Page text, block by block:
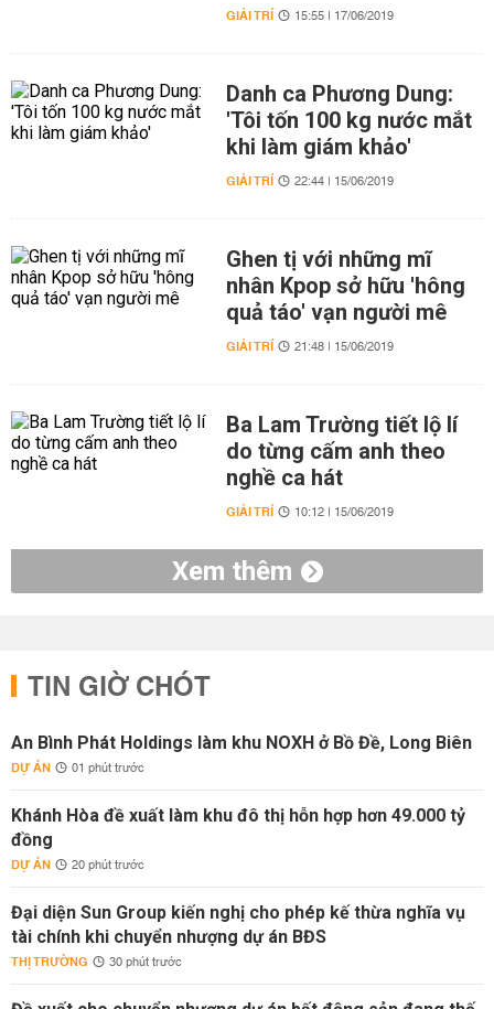
GIẢI TRÍ 15:55 | 17/06/2019
Danh ca Phương Dung:
'Tôi tốn 100 kg nước mắt
khi làm giám khảo'
GIẢI TRÍ 22:44 | 15/06/2019
Ghen tị với những mĩ
nhân Kpop sở hữu 'hông
quả táo' vạn người mê
GIẢI TRÍ 21:48 | 15/06/2019
Ba Lam Trường tiết lộ lí
do từng cấm anh theo
nghề ca hát
GIẢI TRÍ 10:12 | 15/06/2019
Xem thêm
TIN GIỜ CHÓT
An Bình Phát Holdings làm khu NOXH ở Bồ Đề, Long Biên
DỰ ÁN 01 phút trước
Khánh Hòa đề xuất làm khu đô thị hỗn hợp hơn 49.000 tỷ
đồng
DỰ ÁN 20 phút trước
Đại diện Sun Group kiến nghị cho phép kế thừa nghĩa vụ
tài chính khi chuyển nhượng dự án BĐS
THỊ TRƯỜNG 30 phút trước